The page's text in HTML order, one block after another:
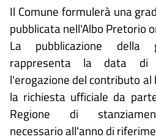
Il Comune formulerà una
pubblicata nell'Albo Pretorio
La pubblicazione della
rappresenta la data di
l'erogazione del contributo al
la richiesta ufficiale da
Regione di
necessario all'anno di